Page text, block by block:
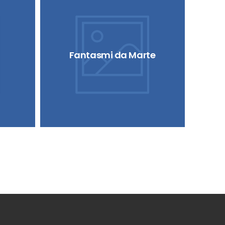
Fantasmi da Marte